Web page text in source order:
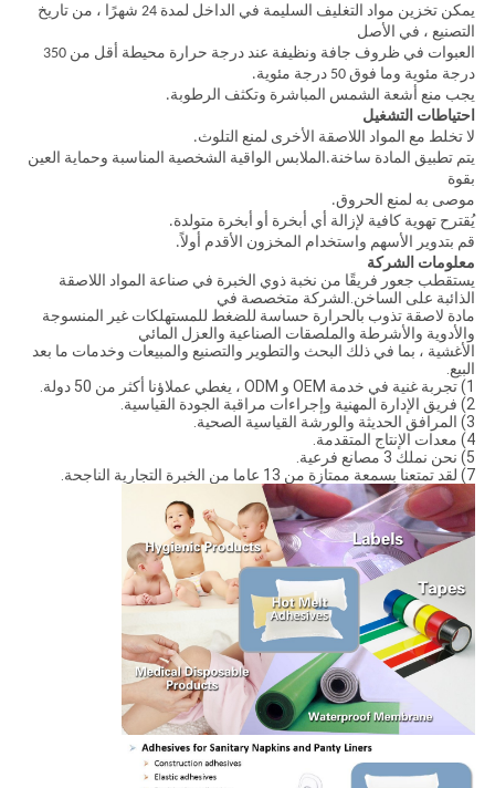
يمكن تخزين مواد التغليف السليمة في الداخل لمدة 24 شهرًا ، من تاريخ
التصنيع ، في الأصل
العبوات في ظروف جافة ونظيفة عند درجة حرارة محيطة أقل من 350
درجة مئوية وما فوق 50 درجة مئوية.
يجب منع أشعة الشمس المباشرة وتكثف الرطوبة.
احتياطات التشغيل
لا تخلط مع المواد اللاصقة الأخرى لمنع التلوث.
يتم تطبيق المادة ساخنة.الملابس الواقية الشخصية المناسبة وحماية العين
بقوة
موصى به لمنع الحروق.
يُقترح تهوية كافية لإزالة أي أبخرة أو أبخرة متولدة.
قم بتدوير الأسهم واستخدام المخزون الأقدم أولاً.
معلومات الشركة
يستقطب جعور فريقًا من نخبة ذوي الخبرة في صناعة المواد اللاصقة
الذائبة على الساخن.الشركة متخصصة في
مادة لاصقة تذوب بالحرارة حساسة للضغط للمستهلكات غير المنسوجة
والأدوية والأشرطة والملصقات الصناعية والعزل المائي
الأغشية ، بما في ذلك البحث والتطوير والتصنيع والمبيعات وخدمات ما بعد
البيع.
1) تجربة غنية في خدمة OEM و ODM ، يغطي عملاؤنا أكثر من 50 دولة.
2) فريق الإدارة المهنية وإجراءات مراقبة الجودة القياسية.
3) المرافق الحديثة والورشة القياسية الصحية.
4) معدات الإنتاج المتقدمة.
5) نحن نملك 3 مصانع فرعية.
7) لقد تمتعنا بسمعة ممتازة من 13 عاما من الخبرة التجارية الناجحة.